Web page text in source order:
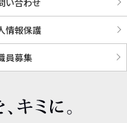
情報保護
員募集